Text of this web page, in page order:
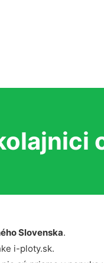
Slovenska.
i-ploty.sk.